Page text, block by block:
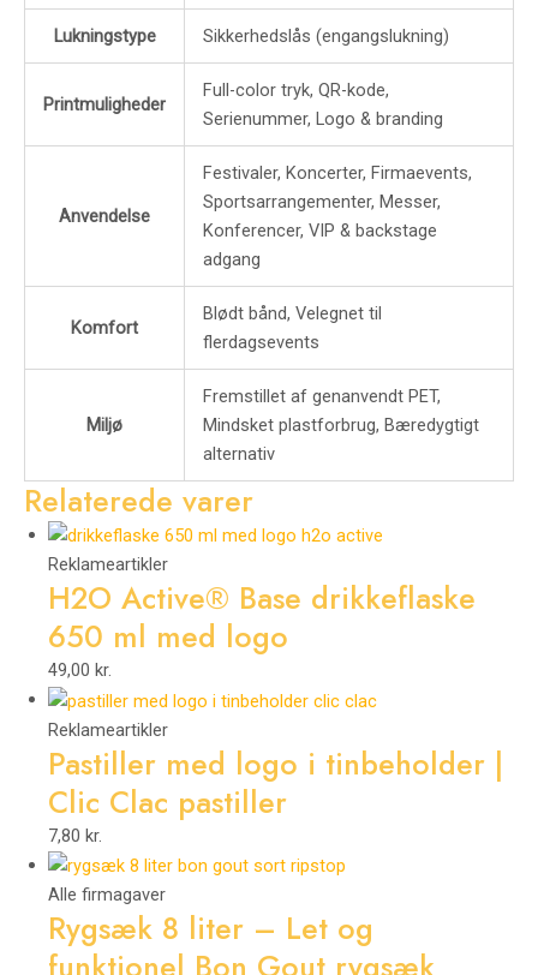
Lukningstype Sikkerhedslås (engangslukning)
Printmuligheder
Full-color tryk, QR-kode,
Serienummer, Logo & branding
Anvendelse
Festivaler, Koncerter, Firmaevents,
Sportsarrangementer, Messer,
Konferencer, VIP & backstage
adgang
Komfort
Blødt bånd, Velegnet til
flerdagsevents
Miljø
Fremstillet af genanvendt PET,
Mindsket plastforbrug, Bæredygtigt
alternativ
Relaterede varer
Reklameartikler
H2O Active® Base drikkeflaske
650 ml med logo
49,00 kr.
Reklameartikler
Pastiller med logo i tinbeholder |
Clic Clac pastiller
7,80 kr.
Alle firmagaver
Rygsæk 8 liter – Let og
funktionel Bon Gout rygsæk